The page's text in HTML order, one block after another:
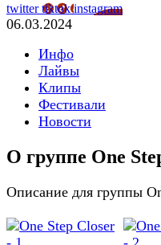
twittertiktokinstagram
06.03.2024
Инфо
Лайвы
Клипы
Фестивали
Новости
О группе One
Описание для группы